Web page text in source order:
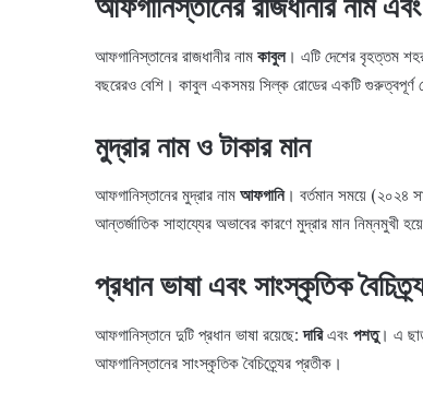
আফগানিস্তানের রাজধানীর নাম কাবুল। এটি দেশের বৃহত্তম
বছরেরও বেশি। কাবুল একসময় সিল্ক রোডের একটি গুরুত্বপূর্ণ
মুদ্রার নাম ও টাকার মান
আফগানিস্তানের মুদ্রার নাম আফগানি। বর্তমান সময়ে (২০২৪
আন্তর্জাতিক সাহায্যের অভাবের কারণে মুদ্রার মান নিম্নমুখী
প্রধান ভাষা এবং সাংস্কৃতিক
আফগানিস্তানে দুটি প্রধান ভাষা রয়েছে:দারিএবং পশতু। এ
আফগানিস্তানের সাংস্কৃতিক বৈচিত্র্যের প্রতীক।